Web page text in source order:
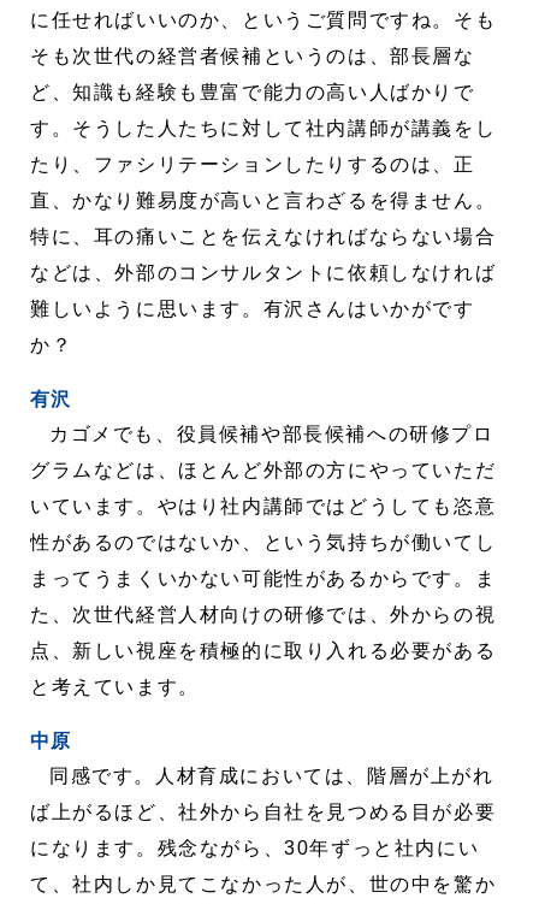
に任せればいいのか、というご質問ですね。そも
そも次世代の経営者候補というのは、部長層な
ど、知識も経験も豊富で能力の高い人ばかりで
す。そうした人たちに対して社内講師が講義をし
たり、ファシリテーションしたりするのは、正
直、かなり難易度が高いと言わざるを得ません。
特に、耳の痛いことを伝えなければならない場合
などは、外部のコンサルタントに依頼しなければ
難しいように思います。有沢さんはいかがです
か？
有沢
カゴメでも、役員候補や部長候補への研修プロ
グラムなどは、ほとんど外部の方にやっていただ
いています。やはり社内講師ではどうしても恣意
性があるのではないか、という気持ちが働いてし
まってうまくいかない可能性があるからです。ま
た、次世代経営人材向けの研修では、外からの視
点、新しい視座を積極的に取り入れる必要がある
と考えています。
中原
同感です。人材育成においては、階層が上がれ
ば上がるほど、社外から自社を見つめる目が必要
になります。残念ながら、30年ずっと社内にい
て、社内しか見てこなかった人が、世の中を驚か